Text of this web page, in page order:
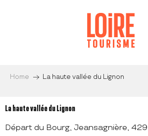
Home La haute vallée du Lignon
La haute vallée du Lignon
Départ du Bourg, Jeansagnière,